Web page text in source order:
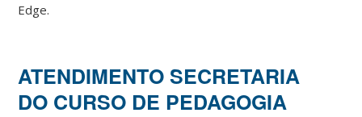
Edge.
ATENDIMENTO SECRETARIA
DO CURSO DE PEDAGOGIA